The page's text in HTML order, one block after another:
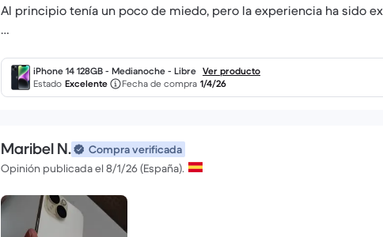
Al principio tenía un poco de miedo, pero la experiencia ha sido
¡Muchas gracias otra vez!
iPhone 14 128GB - Medianoche - Libre Ver producto
Estado Excelente Fecha de compra 1/4/26
Maribel N.
Compra verificada
Opinión publicada el 8/1/26 (España).